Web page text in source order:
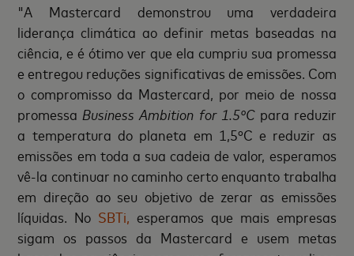
"A Mastercard demonstrou uma verdadeira
liderança climática ao definir metas baseadas na
ciência, e é ótimo ver que ela cumpriu sua promessa
e entregou reduções significativas de emissões. Com
o compromisso da Mastercard, por meio de nossa
promessa Business Ambition for 1.5ºCpara reduzir
a temperatura do planeta em 1,5ºC e reduzir as
emissões em toda a sua cadeia de valor, esperamos
vê-la continuar no caminho certo enquanto trabalha
em direção ao seu objetivo de zerar as emissões
líquidas. No SBTi, esperamos que mais empresas
sigam os passos da Mastercard e usem metas